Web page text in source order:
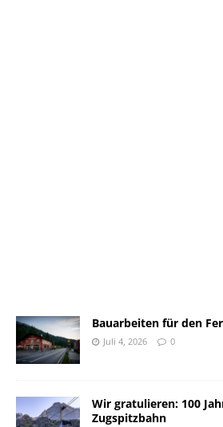
Bauarbeiten für den
Juli 4, 2026 0
Wir gratulieren: 100
Zugspitzbahn